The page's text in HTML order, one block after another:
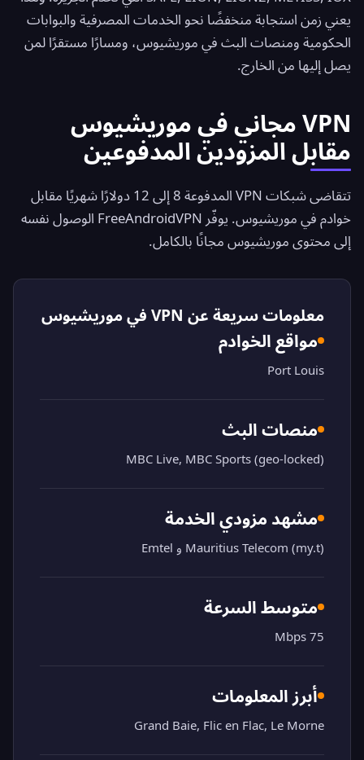
يعني زمن استجابة منخفضًا نحو الخدمات المصرفية والبوابات
الحكومية ومنصات البث في موريشيوس، ومسارًا مستقرًا لمن
يصل إليها من الخارج.
VPN مجاني في موريشيوس
مقابل المزودين المدفوعين
تتقاضى شبكات VPN المدفوعة 8 إلى 12 دولارًا شهريًا مقابل
خوادم في موريشيوس. يوفّر FreeAndroidVPN الوصول نفسه
إلى محتوى موريشيوس مجانًا بالكامل.
معلومات سريعة عن VPN في موريشيوس
مواقع الخوادم
Port Louis
منصات البث
MBC Live, MBC Sports (geo-locked)
مشهد مزودي الخدمة
Mauritius Telecom (my.t) و Emtel
متوسط السرعة
75 Mbps
أبرز المعلومات
Grand Baie, Flic en Flac, Le Morne